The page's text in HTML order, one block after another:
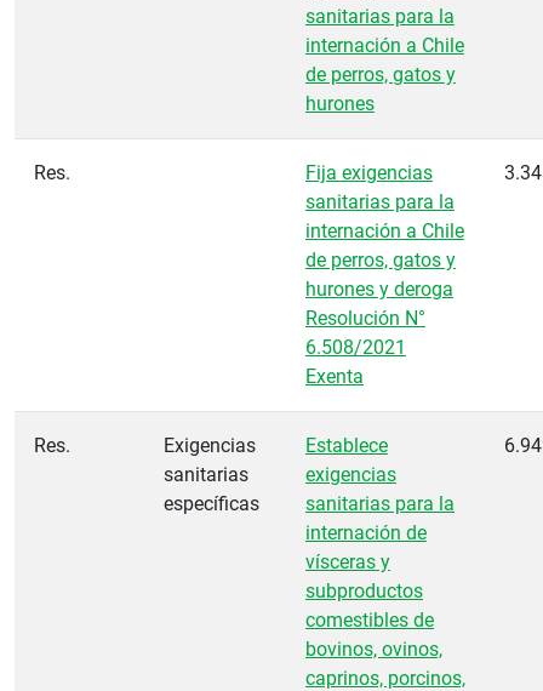
sanitarias para la
internación a Chile
de perros, gatos y
hurones
Res.
Fija exigencias
sanitarias para la
internación a Chile
de perros, gatos y
hurones y deroga
Resolución N°
6.508/2021
Exenta
Res.
Exigencias
sanitarias
específicas
Establece
exigencias
sanitarias para la
internación de
vísceras y
subproductos
comestibles de
bovinos, ovinos,
caprinos, porcinos,